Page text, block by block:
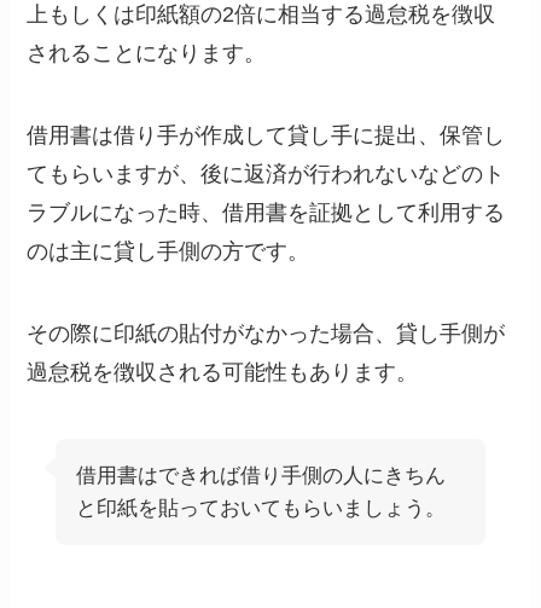
上もしくは印紙額の2倍に相当する過怠税を徴収
されることになります。
借用書は借り手が作成して貸し手に提出、保管し
てもらいますが、後に返済が行われないなどのト
ラブルになった時、借用書を証拠として利用する
のは主に貸し手側の方です。
その際に印紙の貼付がなかった場合、貸し手側が
過怠税を徴収される可能性もあります。
借用書はできれば借り手側の人にきちん
と印紙を貼っておいてもらいましょう。